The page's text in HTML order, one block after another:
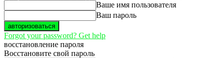
Ваше имя пользователя
Ваш пароль
Forgot your password? Get help
восстановление пароля
Восстановите свой пароль